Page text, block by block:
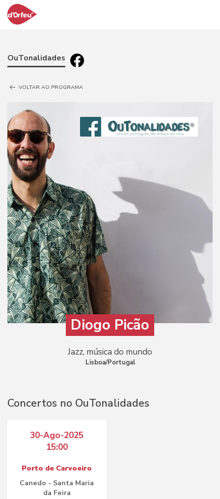
OuTonalidades
VOLTAR AO PROGRAMA
Diogo Picão
Jazz, música do mundo
Lisboa/Portugal
Concertos no OuTonalidades
30-Ago-2025
15:00
Porto de Carvoeiro
Canedo - Santa Maria
da Feira